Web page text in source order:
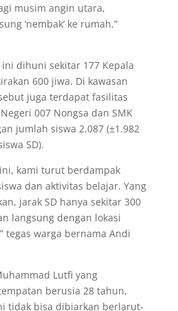
musim angin utara,
‘nembak’ ke rumah,”
dihuni sekitar 177 Kepala
600 jiwa. Di kawasan
juga terdapat fasilitas
007 Nongsa dan SMK
jumlah siswa 2.087 (±1.982
SD).
kami turut berdampak
dan aktivitas belajar. Yang
jarak SD hanya sekitar 300
langsung dengan lokasi
tegas warga bernama Andi
Lutfi yang
berusia 28 tahun,
tidak bisa dibiarkan berlarut-